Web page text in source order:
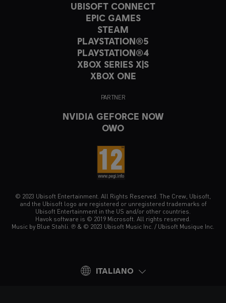
UBISOFT CONNECT
EPIC GAMES
STEAM
PLAYSTATION®5
PLAYSTATION®4
XBOX SERIES X|S
XBOX ONE
PARTNER
NVIDIA GEFORCE NOW
OWO
© 2023 Ubisoft Entertainment. All Rights Reserved. The Crew, Ubisoft,
and the Ubisoft logo are registered or unregistered trademarks of
Ubisoft Entertainment in the US and/or other countries.
Havok software is © 2019 Microsoft. All rights reserved.
Music by Blue Stahli. ℗ & © 2023 Ubisoft Music Inc. / Ubisoft Musique Inc.
ITALIANO